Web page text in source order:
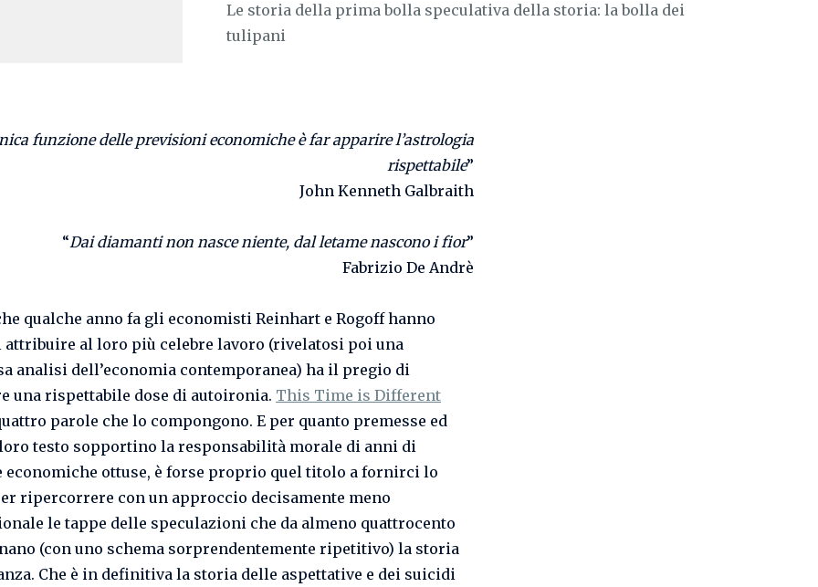
Le storia della prima bolla speculativa della storia: la bolla dei
tulipani
funzione delle previsioni economiche è far apparire l’astrologia
rispettabile”
John Kenneth Galbraith
“Dai diamanti non nasce niente, dal letame nascono i fior”
Fabrizio De Andrè
qualche anno fa gli economisti Reinhart e Rogoff hanno
attribuire al loro più celebre lavoro (rivelatosi poi una
analisi dell’economia contemporanea) ha il pregio di
una rispettabile dose di autoironia. This Time is Different
parole che lo compongono. E per quanto premesse ed
testo sopportino la responsabilità morale di anni di
ottuse, è forse proprio quel titolo a fornirci lo
ripercorrere con un approccio decisamente meno
le tappe delle speculazioni che da almeno quattrocento
(con uno schema sorprendentemente ripetitivo) la storia
Che è in definitiva la storia delle aspettative e dei suicidi